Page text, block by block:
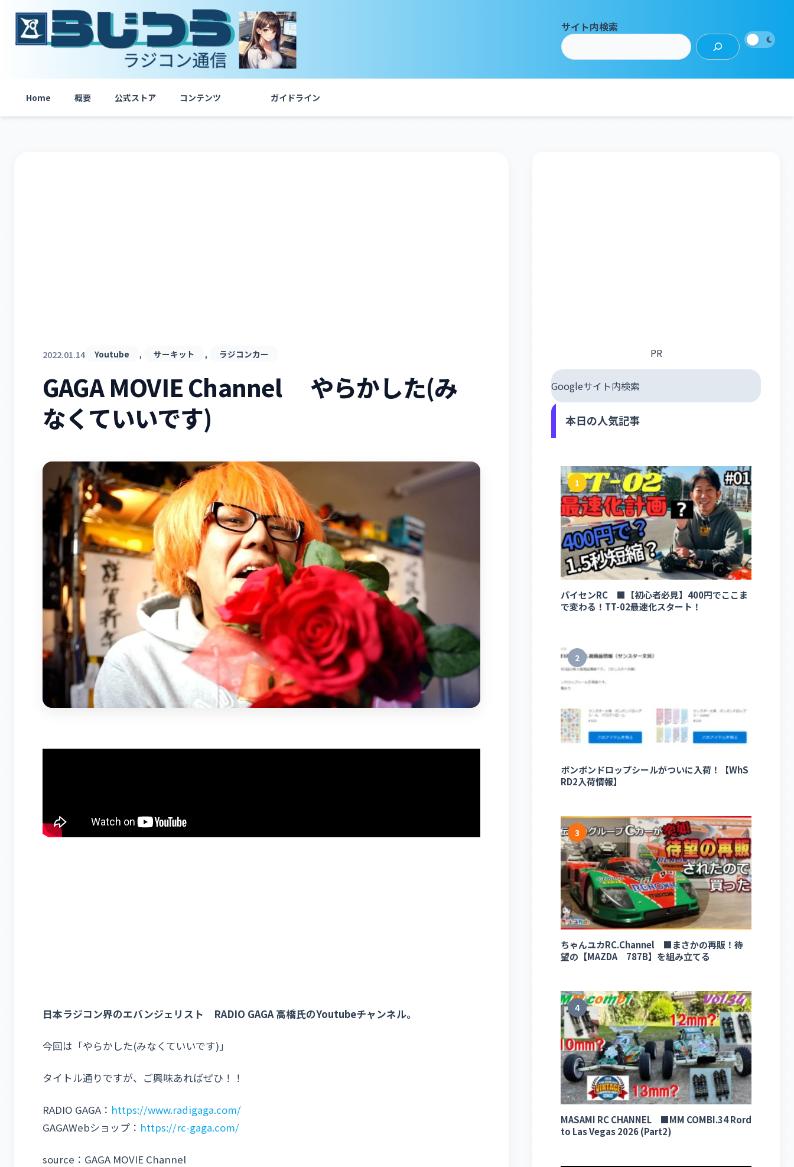
サイト内検索
Home 概要 公式ストア コンテンツ ガイドライン
2022.01.14 Youtube , サーキット , ラジコンカー
GAGA MOVIE Channel やらかした(み
なくていいです)
日本ラジコン界のエバンジェリスト RADIO GAGA 高橋氏のYoutubeチャンネル。
今回は「やらかした(みなくていいです)」
タイトル通りですが、ご興味あればぜひ！！
RADIO GAGA： https://www.radigaga.com/
GAGAWebショップ： https://rc-gaga.com/
source：GAGA MOVIE Channel
PR
Googleサイト内検索
本日の人気記事
1
パイセンRC ■【初心者必見】400円でここま
で変わる！TT-02最速化スタート！
2
ボンボンドロップシールがついに入荷！【WhS
RD2入荷情報】
3
ちゃんユカRC.Channel ■まさかの再販！待
望の【MAZDA 787B】を組み立てる
4
MASAMI RC CHANNEL ■MM COMBI.34 Rord
to Las Vegas 2026 (Part2)